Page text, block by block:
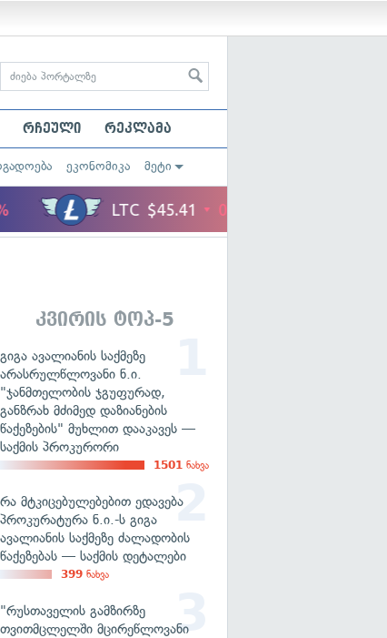
რჩეული რეკლამა
ეკონომიკა მეტი
კვირის ტოპ-5
გიგა ავალიანის საქმეზე
არასრულწლოვანი ნ.ი.
"ჯანმთელობის ჯგუფურად,
განზრახ მძიმედ დაზიანების
წაქეზების" მუხლით დააკავეს —
საქმის პროკურორი
1501 ნახვა
რა მტკიცებულებებით ედავება
პროკურატურა ნ.ი.-ს გიგა
ავალიანის საქმეზე ძალადობის
წაქეზებას — საქმის დეტალები
399 ნახვა
"რუსთაველის გამზირზე
თვითმცლელში მცირეწლოვანი